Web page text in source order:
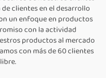
clientes en el desarrollo
un enfoque en productos
con la actividad
productos al mercado
con más de 60 clientes